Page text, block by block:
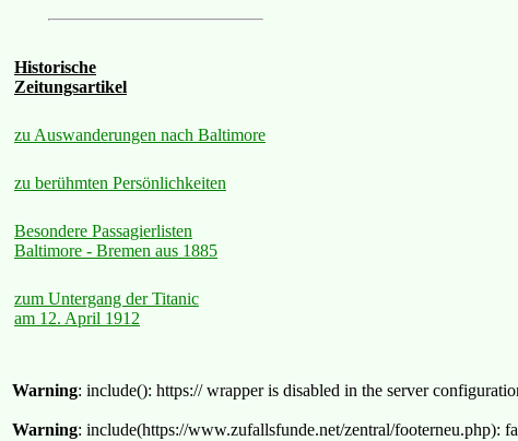
Historische
Zeitungsartikel
zu Auswanderungen nach Baltimore
zu berühmten Persönlichkeiten
Besondere Passagierlisten
Baltimore - Bremen aus 1885
zum Untergang der Titanic
am 12. April 1912
Warning: include(): https:// wrapper is disabled in the server
Warning: include(https://www.zufallsfunde.net/zentral/footerneu.php):